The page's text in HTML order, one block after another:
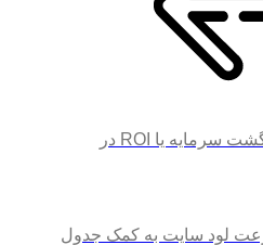
پنج راه برای محاسبه‌ی نرخ بازگشت سرمایه یا ROI در
لود سایت به کمک جدول